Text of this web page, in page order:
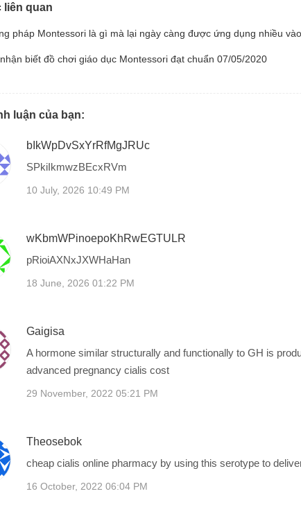
liên quan
pháp Montessori là gì mà lại ngày càng được ứng dụng nhiều
biết đồ chơi giáo dục Montessori đạt chuẩn 07/05/2020
luận của bạn:
bIkWpDvSxYrRfMgJRUc
SPkiIkmwzBEcxRVm
10 July, 2026 10:49 PM
wKbmWPinoepoKhRwEGTULR
pRioiAXNxJXWHaHan
18 June, 2026 01:22 PM
Gaigisa
A hormone similar structurally and functionally to GH is
advanced pregnancy cialis cost
29 November, 2022 05:21 PM
Theosebok
cheap cialis online pharmacy by using this serotype to
16 October, 2022 06:04 PM